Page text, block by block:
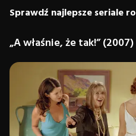
Sprawdź najlepsze seriale
„A właśnie, że tak!” (2007)